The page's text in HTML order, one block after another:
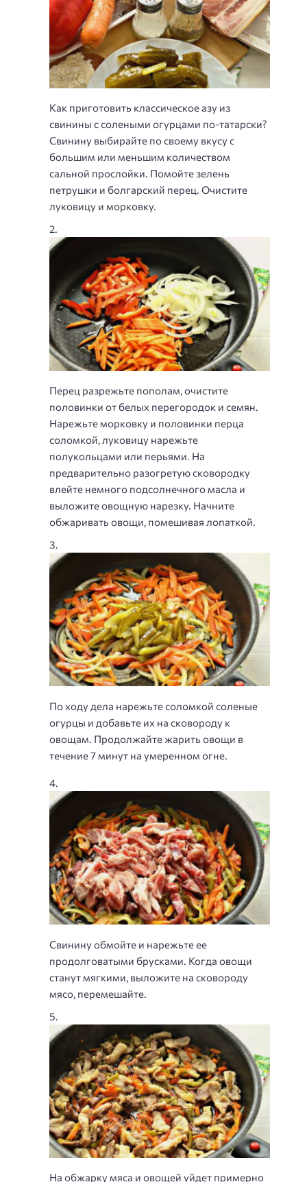
Как приготовить классическое азу из
свинины с солеными огурцами по-татарски?
Свинину выбирайте по своему вкусу с
большим или меньшим количеством
сальной прослойки. Помойте зелень
петрушки и болгарский перец. Очистите
луковицу и морковку.
Перец разрежьте пополам, очистите
половинки от белых перегородок и семян.
Нарежьте морковку и половинки перца
соломкой, луковицу нарежьте
полукольцами или перьями. На
предварительно разогретую сковородку
влейте немного подсолнечного масла и
выложите овощную нарезку. Начните
обжаривать овощи, помешивая лопаткой.
По ходу дела нарежьте соломкой соленые
огурцы и добавьте их на сковороду к
овощам. Продолжайте жарить овощи в
течение 7 минут на умеренном огне.
Свинину обмойте и нарежьте ее
продолговатыми брусками. Когда овощи
станут мягкими, выложите на сковороду
мясо, перемешайте.
На обжарку мяса и овощей уйдет примерно